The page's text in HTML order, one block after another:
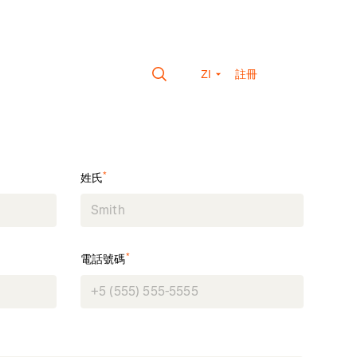
ZI 註冊
姓氏*
電話號碼*